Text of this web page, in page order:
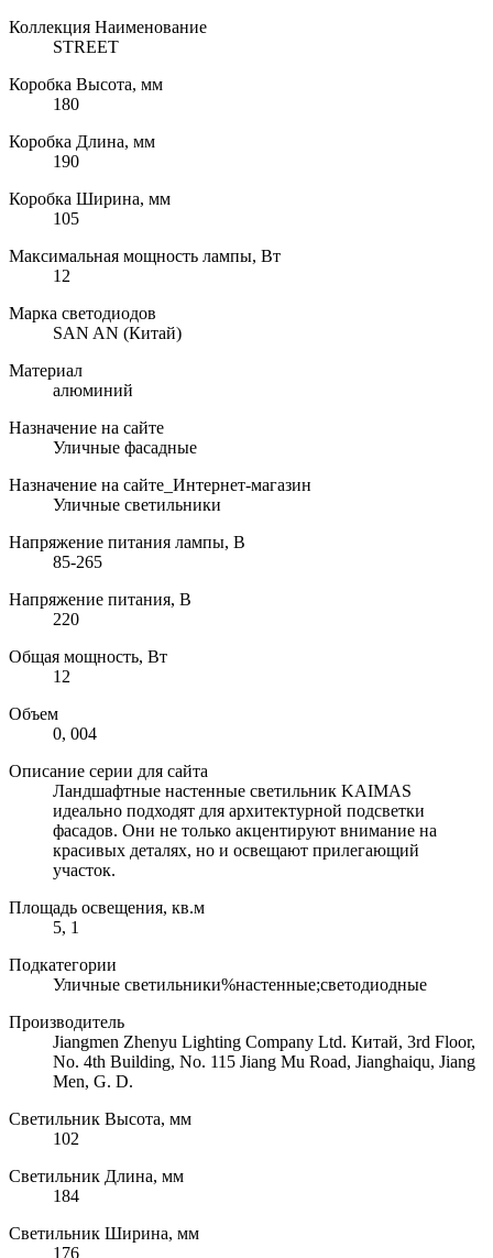
Коллекция Наименование
STREET
Коробка Высота, мм
180
Коробка Длина, мм
190
Коробка Ширина, мм
105
Максимальная мощность лампы, Вт
12
Марка светодиодов
SAN AN (Китай)
Материал
алюминий
Назначение на сайте
Уличные фасадные
Назначение на сайте_Интернет-магазин
Уличные светильники
Напряжение питания лампы, В
85-265
Напряжение питания, В
220
Общая мощность, Вт
12
Объем
0, 004
Описание серии для сайта
Ландшафтные настенные светильник KAIMAS
идеально подходят для архитектурной подсветки
фасадов. Они не только акцентируют внимание на
красивых деталях, но и освещают прилегающий
участок.
Площадь освещения, кв.м
5, 1
Подкатегории
Уличные светильники%настенные;светодиодные
Производитель
Jiangmen Zhenyu Lighting Company Ltd. Китай, 3rd Floor,
No. 4th Building, No. 115 Jiang Mu Road, Jianghaiqu, Jiang
Men, G. D.
Светильник Высота, мм
102
Светильник Длина, мм
184
Светильник Ширина, мм
176